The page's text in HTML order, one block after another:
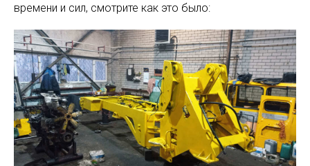
времени и сил, смотрите как это было: